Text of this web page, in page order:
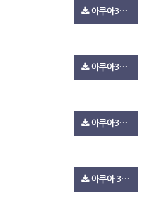
아쿠아330절수등급스티커.pdf(108.5K)
아쿠아380_절수등급.pdf(100.3K)
아쿠아350_절수등급.pdf(216.1K)
아쿠아 380 시험성적서.pdf(99.4K)